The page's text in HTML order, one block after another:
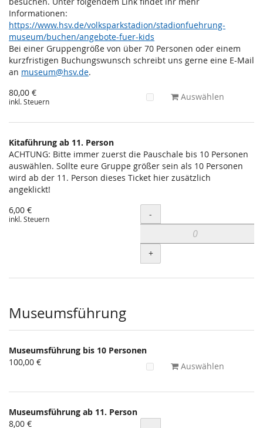
Informationen:
https://www.hsv.de/volksparkstadion/stadionfuehrung-
museum/buchen/angebote-fuer-kids
Bei einer Gruppengröße von über 70 Personen oder einem
kurzfristigen Buchungswunsch schreibt uns gerne eine E-Mail
an museum@hsv.de.
80,00 €
inkl. Steuern Auswählen
Kitaführung ab 11. Person
ACHTUNG: Bitte immer zuerst die Pauschale bis 10 Personen
auswählen. Sollte eure Gruppe größer sein als 10 Personen
wird ab der 11. Person dieses Ticket hier zusätzlich
angeklickt!
6,00 €
inkl. Steuern Menge
-
+
Museumsführung
Museumsführung bis 10 Personen
100,00 €
Auswählen
Museumsführung ab 11. Person
8,00 €